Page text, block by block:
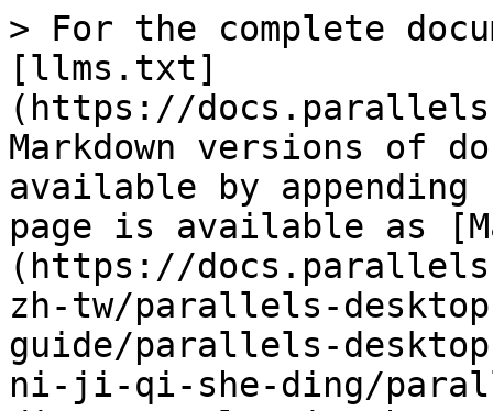
> For the complete
[llms.txt]
(https://
Markdown versions of
available by
page is available as
(https://
zh-tw/parallels-
guide/parallels-
ni-ji-qi-she-ding/